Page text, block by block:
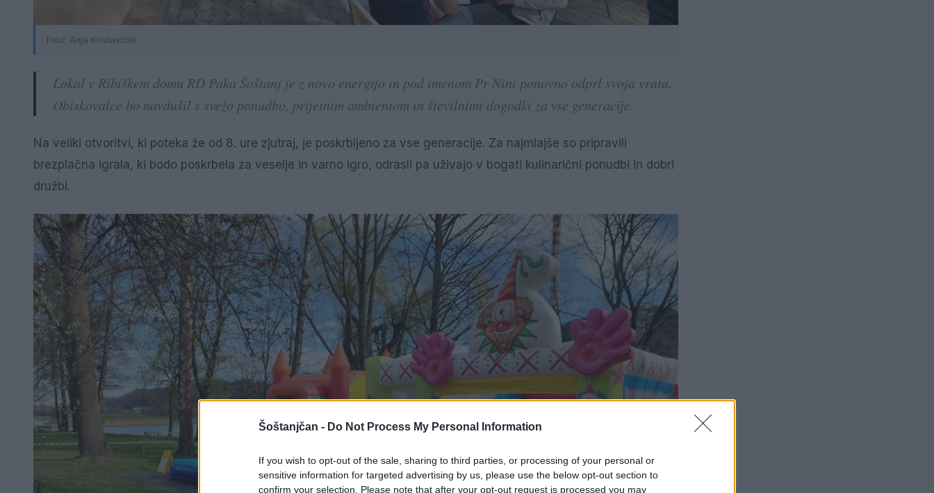
Šoštanjčan - Do Not Process My Personal Information
If you wish to opt-out of the sale, sharing to third parties, or processing of your personal or
sensitive information for targeted advertising by us, please use the below opt-out section to
confirm your selection. Please note that after your opt-out request is processed you may
Foto: Anja Kristavčnik
Lokal v Ribiškem domu RD Paka Šoštanj je z novo energijo in pod imenom Pr Nini ponovno odprl svoja vrata.
Obiskovalce bo navdušil s svežo ponudbo, prijetnim ambientom in številnimi dogodki za vse generacije.
Na veliki otvoritvi, ki poteka že od 8. ure zjutraj, je poskrbljeno za vse generacije. Za najmlajše so pripravili
brezplačna igrala, ki bodo poskrbela za veselje in varno igro, odrasli pa uživajo v bogati kulinarični ponudbi in dobri
družbi.